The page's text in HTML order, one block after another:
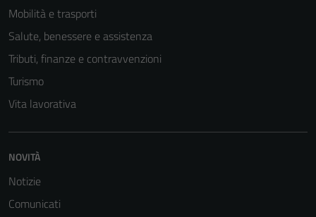
Mobilità e trasporti
Salute, benessere e assistenza
Tributi, finanze e contravvenzioni
Turismo
Vita lavorativa
NOVITÀ
Notizie
Comunicati